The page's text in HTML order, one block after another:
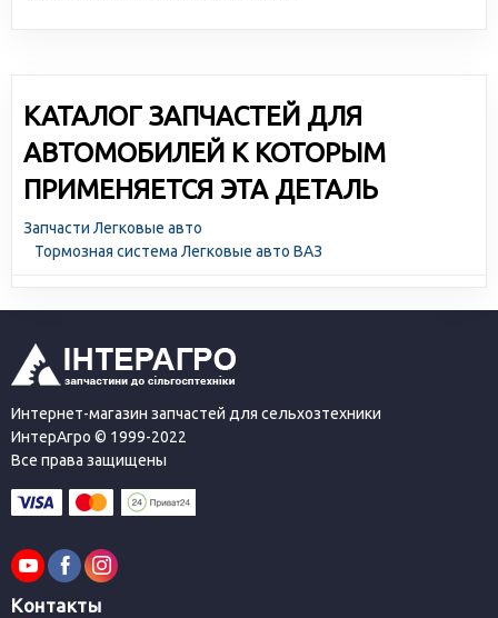
КАТАЛОГ ЗАПЧАСТЕЙ ДЛЯ
АВТОМОБИЛЕЙ К КОТОРЫМ
ПРИМЕНЯЕТСЯ ЭТА ДЕТАЛЬ
Запчасти Легковые авто
Тормозная система Легковые авто ВАЗ
Интернет-магазин запчастей для сельхозтехники
ИнтерАгро © 1999-2022
Все права защищены
Контакты